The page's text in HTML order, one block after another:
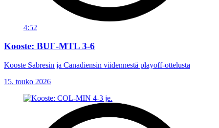
4:52
Kooste: BUF-MTL 3-6
Kooste Sabresin ja Canadiensin viidennestä playoff-ottelusta
15. touko 2026